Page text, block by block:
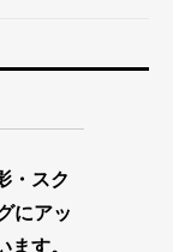
・スク
にアッ
す。